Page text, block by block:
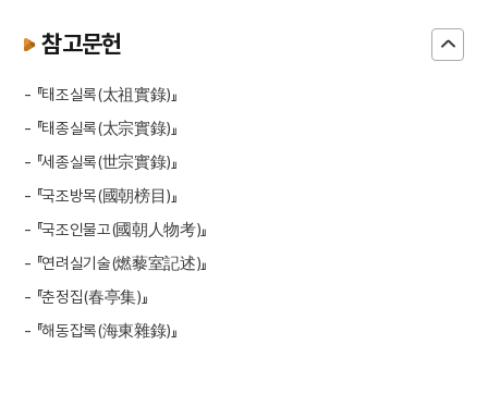
참고문헌
- 『태조실록(太祖實錄)』
- 『태종실록(太宗實錄)』
- 『세종실록(世宗實錄)』
- 『국조방목(國朝榜目)』
- 『국조인물고(國朝人物考)』
- 『연려실기술(燃藜室記述)』
- 『춘정집(春亭集)』
- 『해동잡록(海東雜錄)』